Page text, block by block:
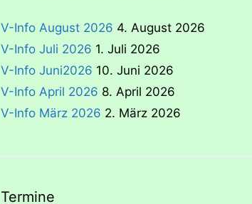
V-Info August 2026 4. August 2026
V-Info Juli 2026 1. Juli 2026
V-Info Juni2026 10. Juni 2026
V-Info April 2026 8. April 2026
V-Info März 2026 2. März 2026
Termine